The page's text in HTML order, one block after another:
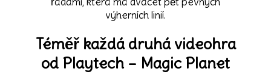
výherních linií.
Téměř každá druhá videohra
od Playtech – Magic Planet